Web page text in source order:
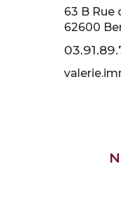
63 B Rue
62600